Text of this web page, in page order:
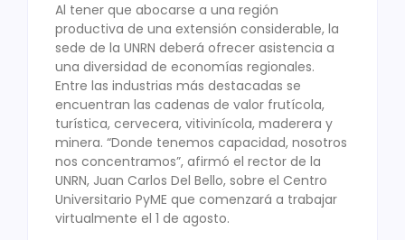
Al tener que abocarse a una región
productiva de una extensión considerable, la
sede de la UNRN deberá ofrecer asistencia a
una diversidad de economías regionales.
Entre las industrias más destacadas se
encuentran las cadenas de valor frutícola,
turística, cervecera, vitivinícola, maderera y
minera. “Donde tenemos capacidad, nosotros
nos concentramos”, afirmó el rector de la
UNRN, Juan Carlos Del Bello, sobre el Centro
Universitario PyME que comenzará a trabajar
virtualmente el 1 de agosto.